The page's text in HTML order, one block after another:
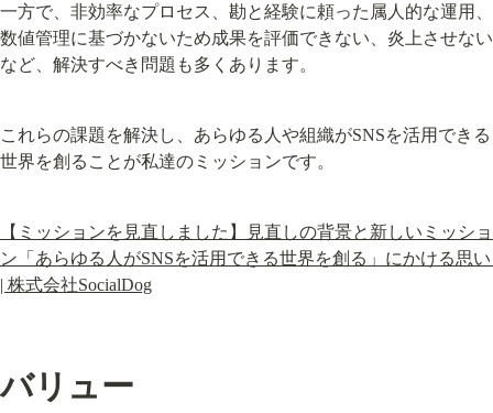
一方で、非効率なプロセス、勘と経験に頼った属人的な運用、
数値管理に基づかないため成果を評価できない、炎上させない
など、解決すべき問題も多くあります。
これらの課題を解決し、あらゆる人や組織がSNSを活用できる
世界を創ることが私達のミッションです。
【ミッションを見直しました】見直しの背景と新しいミッショ
ン「あらゆる人がSNSを活用できる世界を創る」にかける思い
| 株式会社SocialDog
バリュー